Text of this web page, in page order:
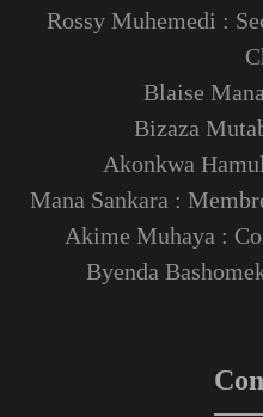
Rossy Muhemedi :
Blaise
Bizaza
Akonkwa
Mana Sankara :
Akime Muhaya :
Byenda